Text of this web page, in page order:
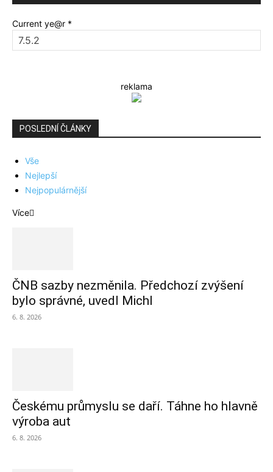
Current ye@r *
reklama
POSLEDNÍ ČLÁNKY
Vše
Nejlepší
Nejpopulárnější
Více
ČNB sazby nezměnila. Předchozí zvýšení
bylo správné, uvedl Michl
6. 8. 2026
Českému průmyslu se daří. Táhne ho hlavně
výroba aut
6. 8. 2026